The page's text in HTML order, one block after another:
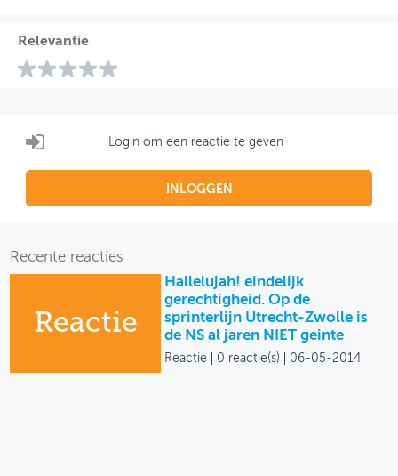
Relevantie
Login om een reactie te geven
INLOGGEN
Recente reacties
Reactie
Hallelujah! eindelijk
gerechtigheid. Op de
sprinterlijn Utrecht-Zwolle is
de NS al jaren NIET geinte
Reactie 0 reactie(s) 06-05-2014